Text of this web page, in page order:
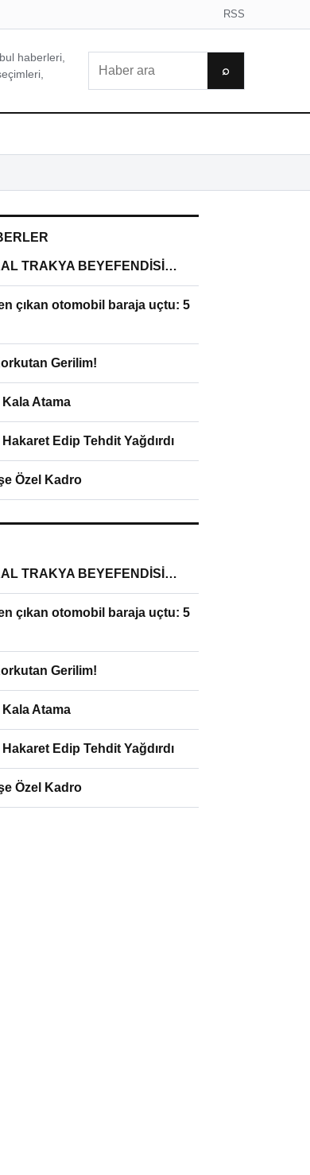
RSS
haberleri,
⌕
TRAKYA BEYEFENDİSİ…
çıkan otomobil baraja uçtu: 5
Gerilim!
Atama
Edip Tehdit Yağdırdı
Özel Kadro
TRAKYA BEYEFENDİSİ…
çıkan otomobil baraja uçtu: 5
Gerilim!
Atama
Edip Tehdit Yağdırdı
Özel Kadro